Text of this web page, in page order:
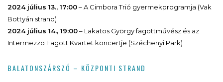
2024 július 13., 17:00– A Cimbora Trió gyermekprogramja (Vak
Bottyán strand)
2024 július 14., 19:00– Lakatos György fagottművész és az
Intermezzo Fagott Kvartet koncertje (Széchenyi Park)
BALATONSZÁRSZÓ – KÖZPONTI STRAND